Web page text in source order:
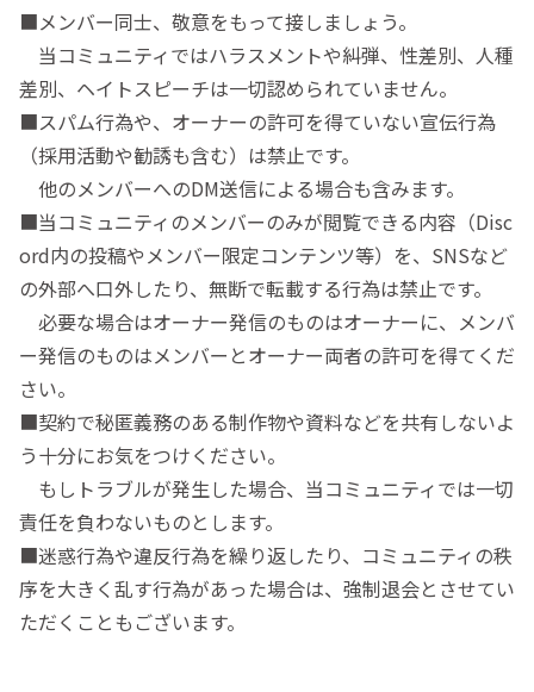
■メンバー同士、敬意をもって接しましょう。
当コミュニティではハラスメントや糾弾、性差別、人種
差別、ヘイトスピーチは一切認められていません。
■スパム行為や、オーナーの許可を得ていない宣伝行為
（採用活動や勧誘も含む）は禁止です。
他のメンバーへのDM送信による場合も含みます。
■当コミュニティのメンバーのみが閲覧できる内容（Disc
ord内の投稿やメンバー限定コンテンツ等）を、SNSなど
の外部へ口外したり、無断で転載する行為は禁止です。
必要な場合はオーナー発信のものはオーナーに、メンバ
ー発信のものはメンバーとオーナー両者の許可を得てくだ
さい。
■契約で秘匿義務のある制作物や資料などを共有しないよ
う十分にお気をつけください。
もしトラブルが発生した場合、当コミュニティでは一切
責任を負わないものとします。
■迷惑行為や違反行為を繰り返したり、コミュニティの秩
序を大きく乱す行為があった場合は、強制退会とさせてい
ただくこともございます。